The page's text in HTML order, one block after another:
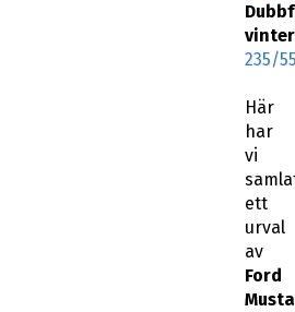
235/
Här
har
vi
ett
urval
av
Ford